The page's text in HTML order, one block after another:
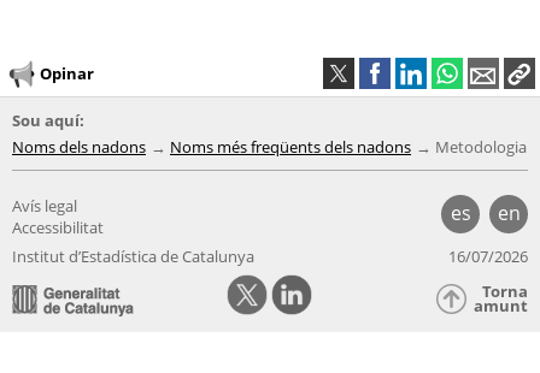
Opinar
Sou aquí:
Noms dels nadons
Noms més freqüents dels nadons Metodologia
es en
Avís legal
Accessibilitat
Institut d’Estadística de Catalunya
16/07/2026
Torna
amunt